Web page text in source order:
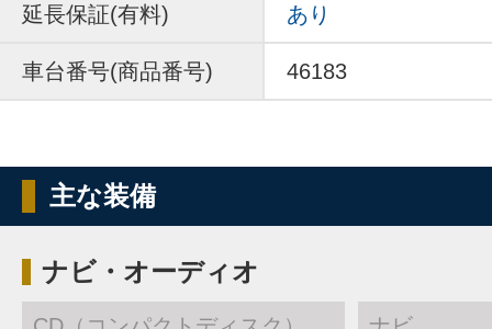
延長保証(有料) あり
車台番号(商品番号) 46183
主な装備
ナビ・オーディオ